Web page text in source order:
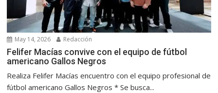
May 14, 2026 Redacción
Felifer Macías convive con el equipo de fútbol
americano Gallos Negros
Realiza Felifer Macías encuentro con el equipo profesional de
fútbol americano Gallos Negros * Se busca...